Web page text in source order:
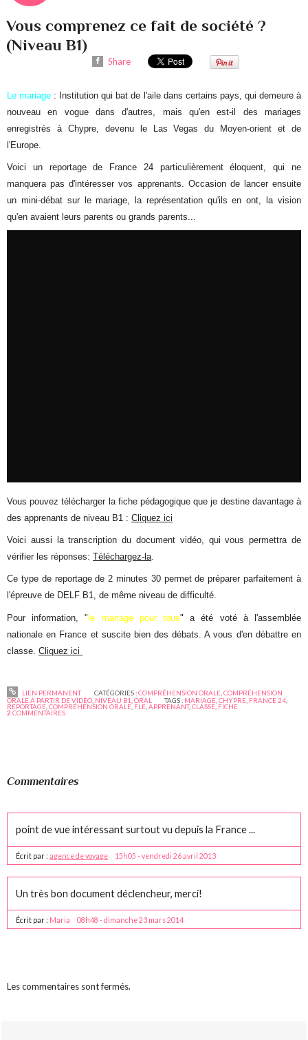
Vous comprenez ce fait de société ?
(Niveau B1)
Share
Le mariage : Institution qui bat de l'aile dans certains pays, qui demeure à
nouveau en vogue dans d'autres, mais qu'en est-il des mariages
enregistrés à Chypre, devenu le Las Vegas du Moyen-orient et de
l'Europe.
Voici un reportage de France 24 particulièrement éloquent, qui ne
manquera pas d'intéresser vos apprenants. Occasion de lancer ensuite
un mini-débat sur le mariage, la représentation qu'ils en ont, la vision
qu'en avaient leurs parents ou grands parents...
Vous pouvez télécharger la fiche pédagogique que je destine davantage à
des apprenants de niveau B1 :Cliquez ici
Voici aussi la transcription du document vidéo, qui vous permettra de
vérifier les réponses:Téléchargez-la.
Ce type de reportage de 2 minutes 30 permet de préparer parfaitement à
l'épreuve de DELF B1, de même niveau de difficulté.
Pour information, "le mariage pour tous" a été voté à l'assemblée
nationale en France et suscite bien des débats. A vous d'en débattre en
classe.Cliquez ici
LIEN PERMANENT CATÉGORIES :COMPRÉHENSION ORALE, COMPRÉHENSION
ORALE À PARTIR DE VIDÉO NIVEAU B1 ,ORAL TAGS : MARIAGE ,CHYPRE FRANCE 24
REPORTAGE ,COMPRÉHENSION ORALE FLE ,APPRENANT,CLASSE FICHE
2 COMMENTAIRES
Commentaires
point de vue intéressant surtout vu depuis la France ...
Écrit par :agence de voyage 15h05 -vendredi 26 avril 2013
Un très bon document déclencheur, merci!
Écrit par : Maria 08h48 -dimanche 23 mars 2014
Les commentaires sont fermés.